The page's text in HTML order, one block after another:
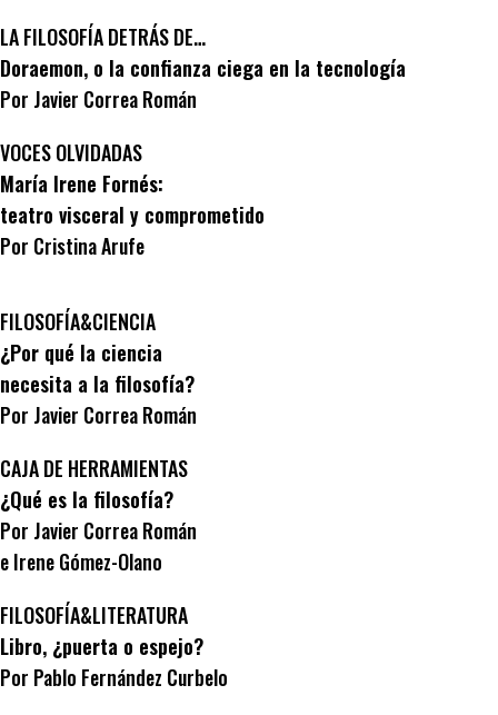
LA FILOSOFÍA DETRÁS DE…
Doraemon, o la confianza ciega en la tecnología
Por Javier Correa Román
VOCES OLVIDADAS
María Irene Fornés:
teatro visceral y comprometido
Por Cristina Arufe
FILOSOFÍA&CIENCIA
¿Por qué la ciencia
necesita a la filosofía?
Por Javier Correa Román
CAJA DE HERRAMIENTAS
¿Qué es la filosofía?
Por Javier Correa Román
e Irene Gómez-Olano
FILOSOFÍA&LITERATURA
Libro, ¿puerta o espejo?
Por Pablo Fernández Curbelo